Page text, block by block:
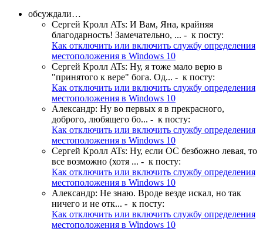
обсуждали…
Сергей Кролл ATs: И Вам, Яна, крайняя
благодарность! Замечательно, ... - к посту:
Как отключить или включить службу определения
местоположения в Windows 10
Сергей Кролл ATs: Ну, я тоже мало верю в
"принятого к вере" бога. Од... - к посту:
Как отключить или включить службу определения
местоположения в Windows 10
Александр: Ну во первых я в прекрасного,
доброго, любящего бо... - к посту:
Как отключить или включить службу определения
местоположения в Windows 10
Сергей Кролл ATs: Ну, если ОС безбожно левая, то
все возможно (хотя ... - к посту:
Как отключить или включить службу определения
местоположения в Windows 10
Александр: Не знаю. Вроде везде искал, но так
ничего и не отк... - к посту:
Как отключить или включить службу определения
местоположения в Windows 10